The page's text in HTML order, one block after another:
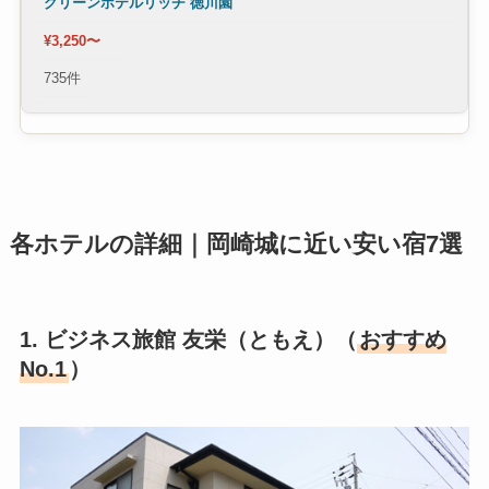
¥3,250〜
735件
各ホテルの詳細｜岡崎城に近い安い宿7選
1. ビジネス旅館 友栄（ともえ）（おすすめ
No.1）